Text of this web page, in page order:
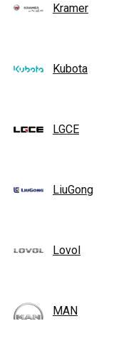
Kramer
Kubota
LGCE
LiuGong
Lovol
MAN